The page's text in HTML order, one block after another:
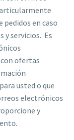
pedidos en caso
y servicios. Es
ofertas
usted o que
electrónicos
y